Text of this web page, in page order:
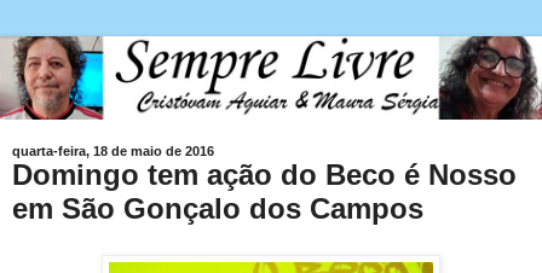
quarta-feira, 18 de maio de 2016
Domingo tem ação do Beco é Nosso
em São Gonçalo dos Campos